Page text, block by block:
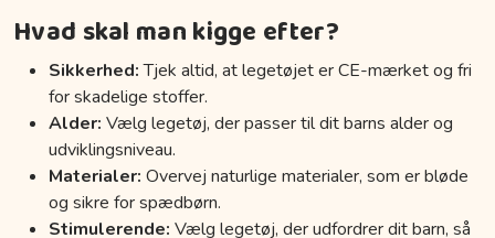
Hvad skal man kigge efter?
Sikkerhed:Tjek altid, at legetøjet er CE-mærket og fri
for skadelige stoffer.
Alder: Vælg legetøj, der passer til dit barns alder og
udviklingsniveau.
Materialer: Overvej naturlige materialer, som er bløde
og sikre for spædbørn.
Stimulerende: Vælg legetøj, der udfordrer dit barn, så